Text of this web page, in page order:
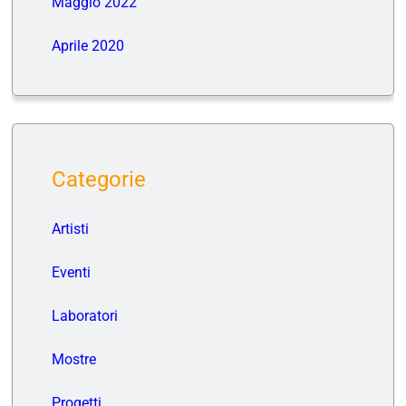
Aprile 2020
Categorie
Artisti
Eventi
Laboratori
Mostre